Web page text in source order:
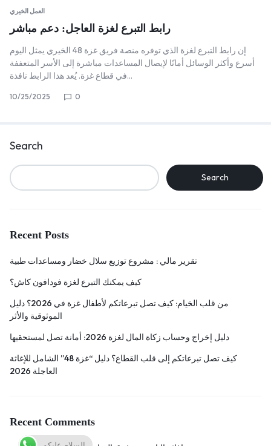
العمل الخيري
رابط التبرع لغزة العاجل: دعم مباشر
إن رابط التبرع لغزة الذي توفره منصة فريق غزة 48 الخيري يمثل اليوم
أسرع وأكثر الوسائل أمانًا لإيصال المساعدات مباشرة إلى الأسر المتعففة
في قطاع غزة. يُعد هذا الرابط نافذة…
10/25/2025 0
Search
Search
Recent Posts
تقرير مالي : مشروع توزيع سلال خضار ومساعدات طبية
كيف يمكنك التبرع لغزة فودافون كاش؟
من قلب الخيام: كيف تصل تبرعاتكم لأطفال غزة في 2026؟ دليل
الموثوقية والأثر
دليل إخراج وحساب زكاة المال لغزة 2026: أمانة تصل لمستحقيها
كيف تصل تبرعاتكم إلى قلب القطاع؟ دليل “غزة 48” الشامل للإغاثة
العاجلة 2026
Recent Comments